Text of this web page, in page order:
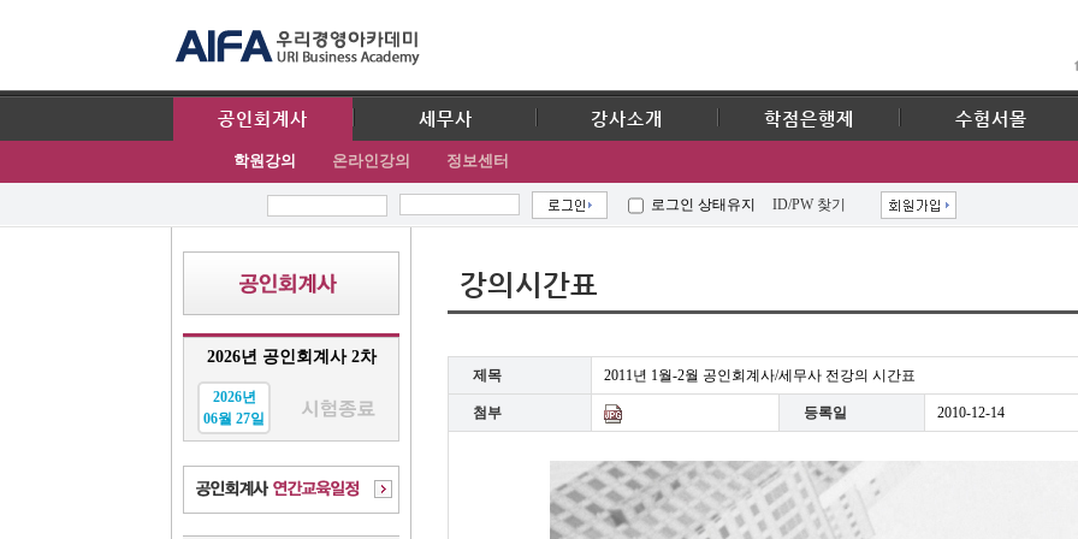
공인회계사
학원강의 온라인강의 정보센터
세무사 강사소개 학점은행제 수험서몰
로그인 상태유지 ID/PW 찾기
2026년 공인회계사 2차
2026년
06월 27일
강의시간표
제목 2011년 1월-2월 공인회계사/세무사 전강의 시간표
첨부 등록일 2010-12-14